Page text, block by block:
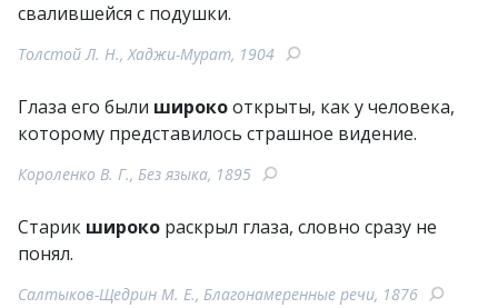
свалившейся с подушки.
Толстой Л. Н., Хаджи-Мурат, 1904
Глаза его были широкооткрыты, как у человека,
которому представилось страшное видение.
Короленко В. Г., Без языка, 1895
Старик широко раскрыл глаза, словно сразу не
понял.
Салтыков-Щедрин М. Е., Благонамеренные речи, 1876